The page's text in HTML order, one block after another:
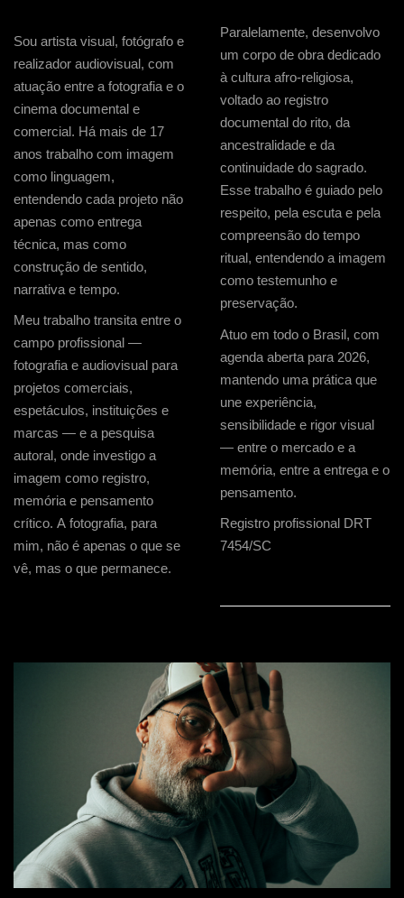
Sou artista visual, fotógrafo e
realizador audiovisual, com
atuação entre a fotografia e o
cinema documental e
comercial. Há mais de 17
anos trabalho com imagem
como linguagem,
entendendo cada projeto não
apenas como entrega
técnica, mas como
construção de sentido,
narrativa e tempo.
Meu trabalho transita entre o
campo profissional —
fotografia e audiovisual para
projetos comerciais,
espetáculos, instituições e
marcas — e a pesquisa
autoral, onde investigo a
imagem como registro,
memória e pensamento
crítico. A fotografia, para
mim, não é apenas o que se
vê, mas o que permanece.
Paralelamente, desenvolvo
um corpo de obra dedicado
à cultura afro-religiosa,
voltado ao registro
documental do rito, da
ancestralidade e da
continuidade do sagrado.
Esse trabalho é guiado pelo
respeito, pela escuta e pela
compreensão do tempo
ritual, entendendo a imagem
como testemunho e
preservação.
Atuo em todo o Brasil, com
agenda aberta para 2026,
mantendo uma prática que
une experiência,
sensibilidade e rigor visual
— entre o mercado e a
memória, entre a entrega e o
pensamento.
Registro profissional DRT
7454/SC